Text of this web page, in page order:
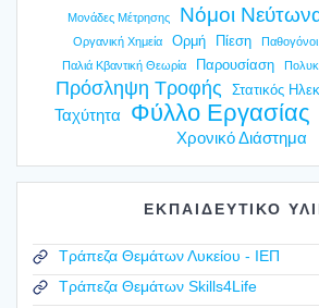
Μονάδες Μέτρησης Νόμοι
Οργανική Χημεία
Ορμή Πίεση
Παθογόνοι
Παλιά Κβαντική Θεωρία
Παρουσίαση
Πρόσληψη Τροφής Στατικός
Ταχύτητα Φύλλο Εργασίας
Χρονικό Διάστημα
ΕΚΠΑΙΔΕΥΤΙΚΟ
Τράπεζα Θεμάτων Λυκείου - ΙΕΠ
Τράπεζα Θεμάτων Skills4Life